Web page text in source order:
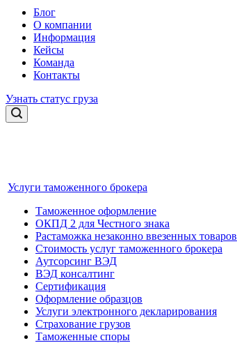
Блог
О компании
Информация
Кейсы
Команда
Контакты
Узнать статус груза
Услуги таможенного брокера
Таможенное оформление
ОКПД 2 для Честного знака
Растаможка незаконно ввезенных товаров
Стоимость услуг таможенного брокера
Аутсорсинг ВЭД
ВЭД консалтинг
Сертификация
Оформление образцов
Услуги электронного декларирования
Страхование грузов
Таможенные споры